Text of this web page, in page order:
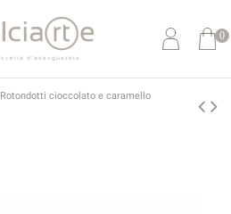
0
Rotondotti cioccolato e caramello